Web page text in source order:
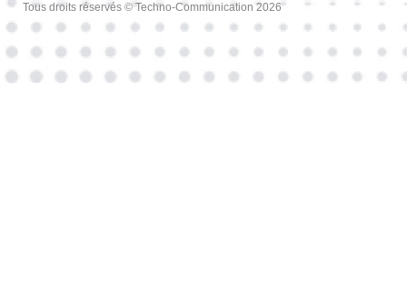
Tous droits réservés © Techno-Communication 2026